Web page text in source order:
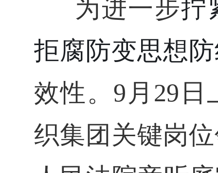
为进一步拧
拒腐防变思想
效性。 9月29日
织集团关键岗